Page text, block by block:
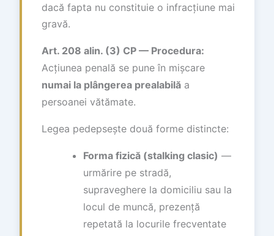
dacă fapta nu constituie o infracțiune mai
gravă.
Art. 208 alin. (3) CP — Procedura:
Acțiunea penală se pune în mișcare
numai la plângerea prealabilă a
persoanei vătămate.
Legea pedepsește două forme distincte:
Forma fizică (stalking clasic) —
urmărire pe stradă,
supraveghere la domiciliu sau la
locul de muncă, prezență
repetată la locurile frecventate